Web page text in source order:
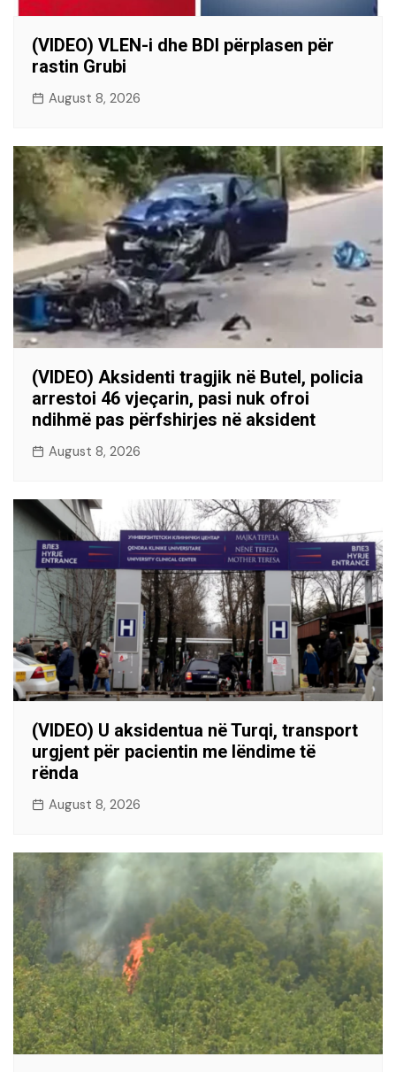
(VIDEO) VLEN-i dhe BDI përplasen për
rastin Grubi
August 8, 2026
(VIDEO) Aksidenti tragjik në Butel, policia
arrestoi 46 vjeçarin, pasi nuk ofroi
ndihmë pas përfshirjes në aksident
August 8, 2026
(VIDEO) U aksidentua në Turqi, transport
urgjent për pacientin me lëndime të
rënda
August 8, 2026